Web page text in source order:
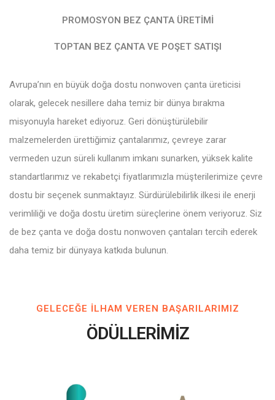
PROMOSYON BEZ ÇANTA ÜRETIMI
TOPTAN BEZ ÇANTA VE POŞET SATIŞI
Avrupa’nın en büyük doğa dostu nonwoven çanta üreticisi
olarak, gelecek nesillere daha temiz bir dünya bırakma
misyonuyla hareket ediyoruz. Geri dönüştürülebilir
malzemelerden ürettiğimiz çantalarımız, çevreye zarar
vermeden uzun süreli kullanım imkanı sunarken, yüksek kalite
standartlarımız ve rekabetçi fiyatlarımızla müşterilerimize çevre
dostu bir seçenek sunmaktayız. Sürdürülebilirlik ilkesi ile enerji
verimliliği ve doğa dostu üretim süreçlerine önem veriyoruz. Siz
de bez çanta ve doğa dostu nonwoven çantaları tercih ederek
daha temiz bir dünyaya katkıda bulunun.
GELECEĞE ILHAM VEREN BAŞARILARIMIZ
ÖDÜLLERİMİZ